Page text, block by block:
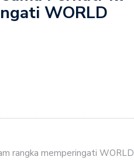
WORLD
rangka memperingati WORLD